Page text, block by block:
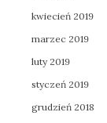
kwiecień 2019
marzec 2019
luty 2019
styczeń 2019
grudzień 2018